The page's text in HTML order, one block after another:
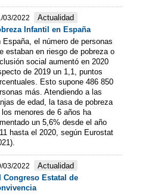
03/2022
Actualidad
Infantil en España
España, el número de personas
estaban en riesgo de pobreza o
social aumentó en 2020
de 2019 un 1,1, puntos
Esto supone 486 850
más. Atendiendo a las
de edad, la tasa de pobreza
los menores de 6 años ha
un 5,6% desde el año
hasta el 2020, según Eurostat
03/2022
Actualidad
Congreso Estatal de